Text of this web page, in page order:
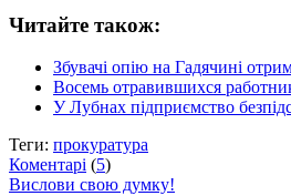
Читайте також:
Збувачі опію на Гадячині
Восемь отравившихся
У Лубнах підприємство
Теги: прокуратура
Коментарі (5)
Вислови свою думку!